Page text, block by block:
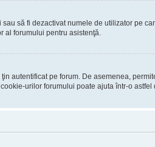
să fi dezactivat numele de utilizator pe
al forumului pentru asistenţă.
autentificat pe forum. De asemenea,
urilor forumului poate ajuta într-o astfel